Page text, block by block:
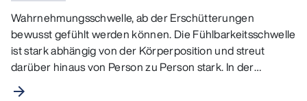
Wahrnehmungsschwelle, ab der Erschütterungen
bewusst gefühlt werden können. Die Fühlbarkeitsschwelle
ist stark abhängig von der Körperposition und streut
darüber hinaus von Person zu Person stark. In der
Literatur…
arrow_forward